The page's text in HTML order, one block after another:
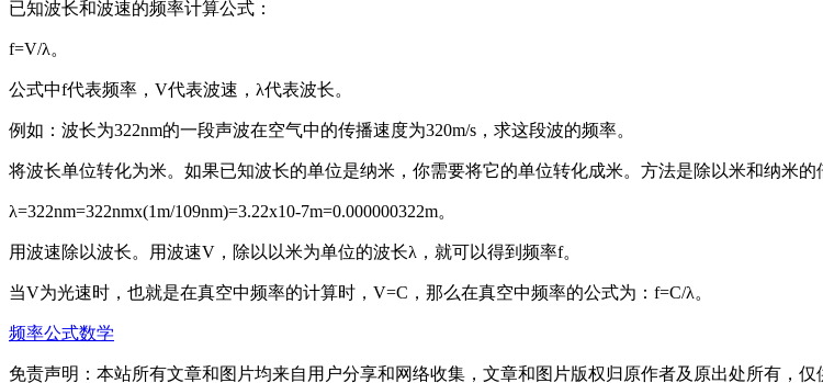
已知波长和波速的频率计算公式：
f=V/λ。
公式中f代表频率，V代表波速，λ代表波长。
例如：波长为322nm的一段声波在空气中的传播速度为320m/s，求这段波的频率。
将波长单位转化为米。如果已知波长的单位是纳米，你需要将它的单位转化成米。方法是除以米和纳米的
λ=322nm=322nmx(1m/109nm)=3.22x10-7m=0.000000322m。
用波速除以波长。用波速V，除以以米为单位的波长λ，就可以得到频率f。
当V为光速时，也就是在真空中频率的计算时，V=C，那么在真空中频率的公式为：f=C/λ。
频率公式数学
免责声明：本站所有文章和图片均来自用户分享和网络收集，文章和图片版权归原作者及原出处所有，